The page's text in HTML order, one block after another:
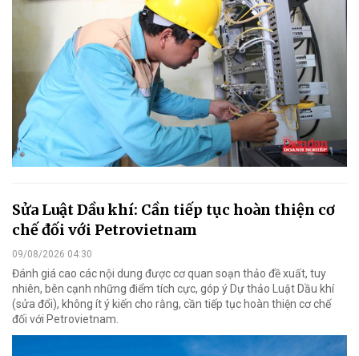
Sửa Luật Dầu khí: Cần tiếp tục hoàn thiện cơ
chế đối với Petrovietnam
09/08/2026 04:30
Đánh giá cao các nội dung được cơ quan soạn thảo đề xuất, tuy
nhiên, bên cạnh những điểm tích cực, góp ý Dự thảo Luật Dầu khí
(sửa đổi), không ít ý kiến cho rằng, cần tiếp tục hoàn thiện cơ chế
đối với Petrovietnam.